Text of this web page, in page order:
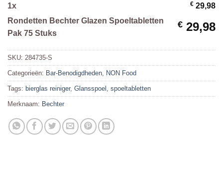
1x € 29,98
Rondetten Bechter Glazen Spoeltabletten
Pak 75 Stuks
€ 29,98
SKU: 284735-S
Categorieën: Bar-Benodigdheden NON Food
Tags: bierglas reiniger, Glansspoel spoeltabletten
Merknaam: Bechter